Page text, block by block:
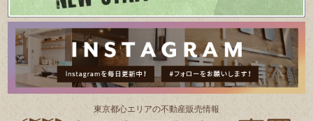
東京都⼼エリアの不動産販売情報